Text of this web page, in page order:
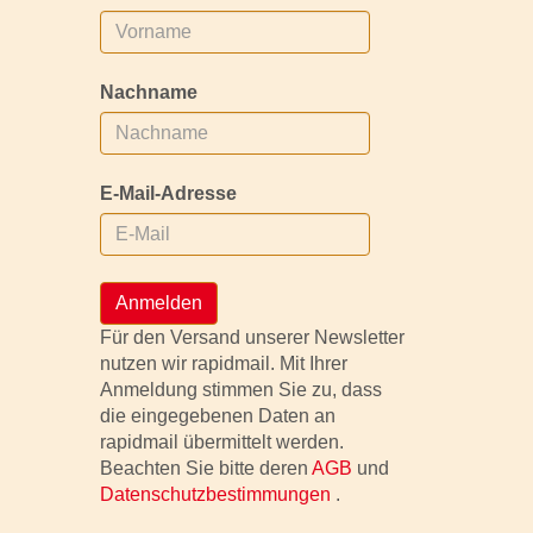
Nachname
E-Mail-Adresse
Anmelden
Für den Versand unserer Newsletter
nutzen wir rapidmail. Mit Ihrer
Anmeldung stimmen Sie zu, dass
die eingegebenen Daten an
rapidmail übermittelt werden.
Beachten Sie bitte deren AGB und
Datenschutzbestimmungen .